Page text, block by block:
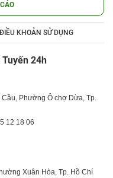
ĐIỀU KHOẢN SỬ DỤNG
Tuyến 24h
Phường Ô chợ Dừa, Tp.
12 18 06
Xuân Hòa, Tp. Hồ Chí